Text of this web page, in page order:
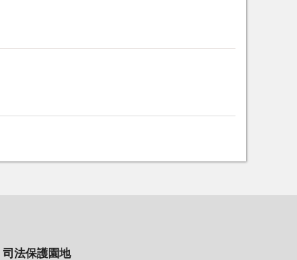
司法保護園地